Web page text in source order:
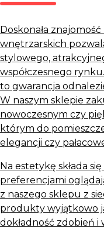
Doskonała
wnętrzarskich
stylowego,
współczesnego
to gwarancja
W naszym sklepie
nowoczesnym czy
którym do
elegancji czy
Na estetykę składa
preferencjami
z naszego sklepu z
produkty wyjątkowo
dokładność zdobień